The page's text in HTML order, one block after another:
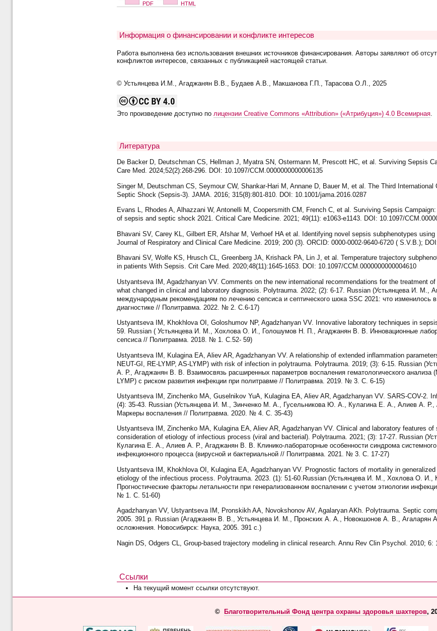
PDF HTML
Информация о финансировании и конфликте интересов
Работа выполнена без использования внешних источников финансирования. Авторы заявляют об
конфликтов интересов, связанных с публикацией настоящей статьи.
© Устьянцева И.М., Агаджанян В.В., Будаев А.В., Макшанова Г.П., Тарасова О.Л., 2025
Это произведение доступно по лицензии Creative Commons «Attribution» («Атрибуция») 4.0 Всемирная.
Литература
De Backer D, Deutschman CS, Hellman J, Myatra SN, Ostermann M, Prescott HC, et al. Surviving Sepsis
Care Med. 2024;52(2):268-296. DOI: 10.1097/CCM.0000000000006135
Singer M, Deutschman CS, Seymour CW, Shankar-Hari M, Annane D, Bauer M, et al. The Third
Septic Shock (Sepsis-3). JAMA. 2016; 315(8):801-810. DOI: 10.1001/jama.2016.0287
Evans L, Rhodes A, Alhazzani W, Antonelli M, Coopersmith CM, French C, et al. Surviving Sepsis
of sepsis and septic shock 2021. Critical Care Medicine. 2021; 49(11): e1063-e1143. DOI: 10.1097/
Bhavani SV, Carey KL, Gilbert ER, Afshar M, Verhoef HA et al. Identifying novel sepsis subphenotypes
Journal of Respiratory and Clinical Care Medicine. 2019; 200 (3). ORCID: 0000-0002-9640-6720 ( S.V.B.);
Bhavani SV, Wolfe KS, Hrusch CL, Greenberg JA, Krishack PA, Lin J, et al. Temperature trajectory
in patients With Sepsis. Crit Care Med. 2020;48(11):1645-1653. DOI: 10.1097/CCM.0000000000004610
Ustyantseva IM, Agadzhanyan VV. Comments on the new international recommendations for the treatment
what changed in clinical and laboratory diagnosis. Polytrauma. 2022; (2): 6-17. Russian (Устьянцева И. М.,
международным рекомендациям по лечению сепсиса и септического шока SSC 2021: что изменилось
диагностике // Политравма. 2022. № 2. С.6-17)
Ustyantseva IM, Khokhlova OI, Goloshumov NP, Agadzhanyan VV. Innovative laboratory techniques in
59. Russian ( Устьянцева И. М., Хохлова О. И., Голошумов Н. П., Агаджанян В. В. Инновационные
сепсиса // Политравма. 2018. № 1. С.52- 59)
Ustyantseva IM, Kulagina EA, Aliev AR, Agadzhanyan VV. A relationship of extended inflammation
NEUT-GI, RE-LYMP, AS-LYMP) with risk of infection in polytrauma. Polytrauma. 2019; (3): 6-15. Russian
А. Р., Агаджанян В. В. Взаимосвязь расширенных параметров воспаления гематологического анализа
LYMP) с риском развития инфекции при политравме // Политравма. 2019. № 3. С. 6-15)
Ustyantseva IM, Zinchenko MA, Guselnikov YuA, Kulagina EA, Aliev AR, Agadzhanyan VV. SARS-COV-2.
(4): 35-43. Russian (Устьянцева И. М., Зинченко М. А., Гусельникова Ю. А., Кулагина Е. А., Алиев А. Р.,
Маркеры воспаления // Политравма. 2020. № 4. С. 35-43)
Ustyantseva IM, Zinchenko MA, Kulagina EA, Aliev AR, Agadzhanyan VV. Clinical and laboratory features
consideration of etiology of infectious process (viral and bacterial). Polytrauma. 2021; (3): 17-27. Russian
Кулагина Е. А., Алиев А. Р., Агаджанян В. В. Клинико-лабораторные особенности синдрома
инфекционного процесса (вирусной и бактериальной // Политравма. 2021. № 3. С. 17-27)
Ustyantseva IM, Khokhlova OI, Kulagina EA, Agadzhanyan VV. Prognostic factors of mortality in
etiology of the infectious process. Polytrauma. 2023. (1): 51-60.Russian (Устьянцева И. М., Хохлова О. И.,
Прогностические факторы летальности при генерализованном воспалении с учетом этиологии
№ 1. С. 51-60)
Agadzhanyan VV, Ustyantseva IM, Pronskikh AA, Novokshonov AV, Agalaryan AKh. Polytrauma. Septic
2005. 391 p. Russian (Агаджанян В. В., Устьянцева И. М., Пронских А. А., Новокшонов А. В., Агаларян
осложнения. Новосибирск: Наука, 2005. 391 с.)
Nagin DS, Odgers CL, Group-based trajectory modeling in clinical research. Annu Rev Clin Psychol. 2010; 6:
Ссылки
На текущий момент ссылки отсутствуют.
© Благотворительный Фонд центра охраны здоровья шахтеров,